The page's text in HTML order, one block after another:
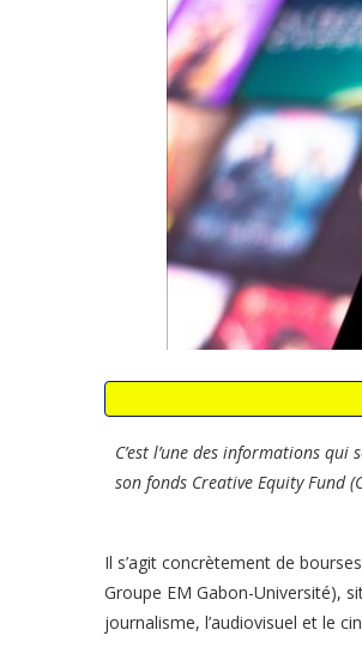
C’est l’une des informations
son fonds Creative Equity Fund
Il s’agit concrètement de
Groupe EM Gabon-Université),
journalisme, l’audiovisuel et le